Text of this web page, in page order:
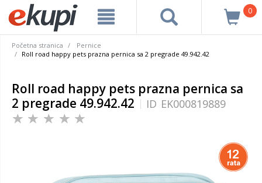
0
Početna stranica
Pernice
Roll road happy pets prazna pernica sa 2 pregrade 49.942.42
Roll road happy pets prazna pernica sa
2 pregrade 49.942.42
ID EK000819889